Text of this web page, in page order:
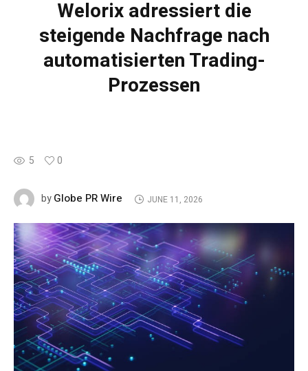
Welorix adressiert die
steigende Nachfrage nach
automatisierten Trading-
Prozessen
5 0
byGlobe PR Wire JUNE 11, 2026